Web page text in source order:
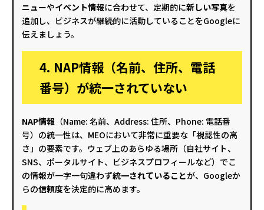
ニューやイベント情報に合わせて、定期的に新しい写真を
追加し、ビジネスが継続的に活動していることをGoogleに
伝えましょう。
4. NAP情報（名前、住所、電話
番号）が統一されていない
NAP情報 （Name: 名前、Address: 住所、Phone: 電話番
号）の統一性は、MEOにおいて非常に重要な「視認性の高
さ」の要素です。ウェブ上のあらゆる場所（自社サイト、
SNS、ポータルサイト、ビジネスプロフィールなど）でこ
の情報が一字一句違わず統一されていることが、Googleか
らの信頼度を決定的に高めます。